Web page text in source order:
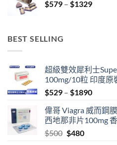
through
$579 – $1329Price
BEST SELLING
超級雙效犀利士
100mg/10粒 印度原
$529 – $1890Price
$529
偉哥 Viagra 威而鋼
西地那非片100mg
$500 Original
$480Current